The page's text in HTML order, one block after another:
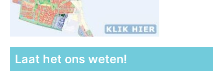
Laat het ons weten!